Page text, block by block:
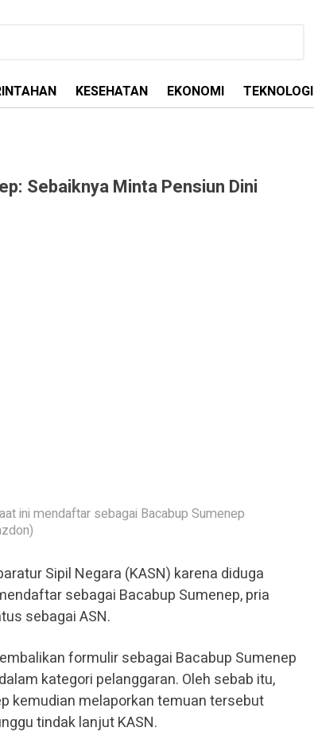
KESEHATAN EKONOMI TEKNOLOGI
Sebaiknya Minta Pensiun Dini
ini mendaftar sebagai Bacabup Sumenep
Sipil Negara (KASN) karena diduga
sebagai Bacabup Sumenep, pria
sebagai ASN.
formulir sebagai Bacabup Sumenep
kategori pelanggaran. Oleh sebab itu,
kemudian melaporkan temuan tersebut
tindak lanjut KASN.